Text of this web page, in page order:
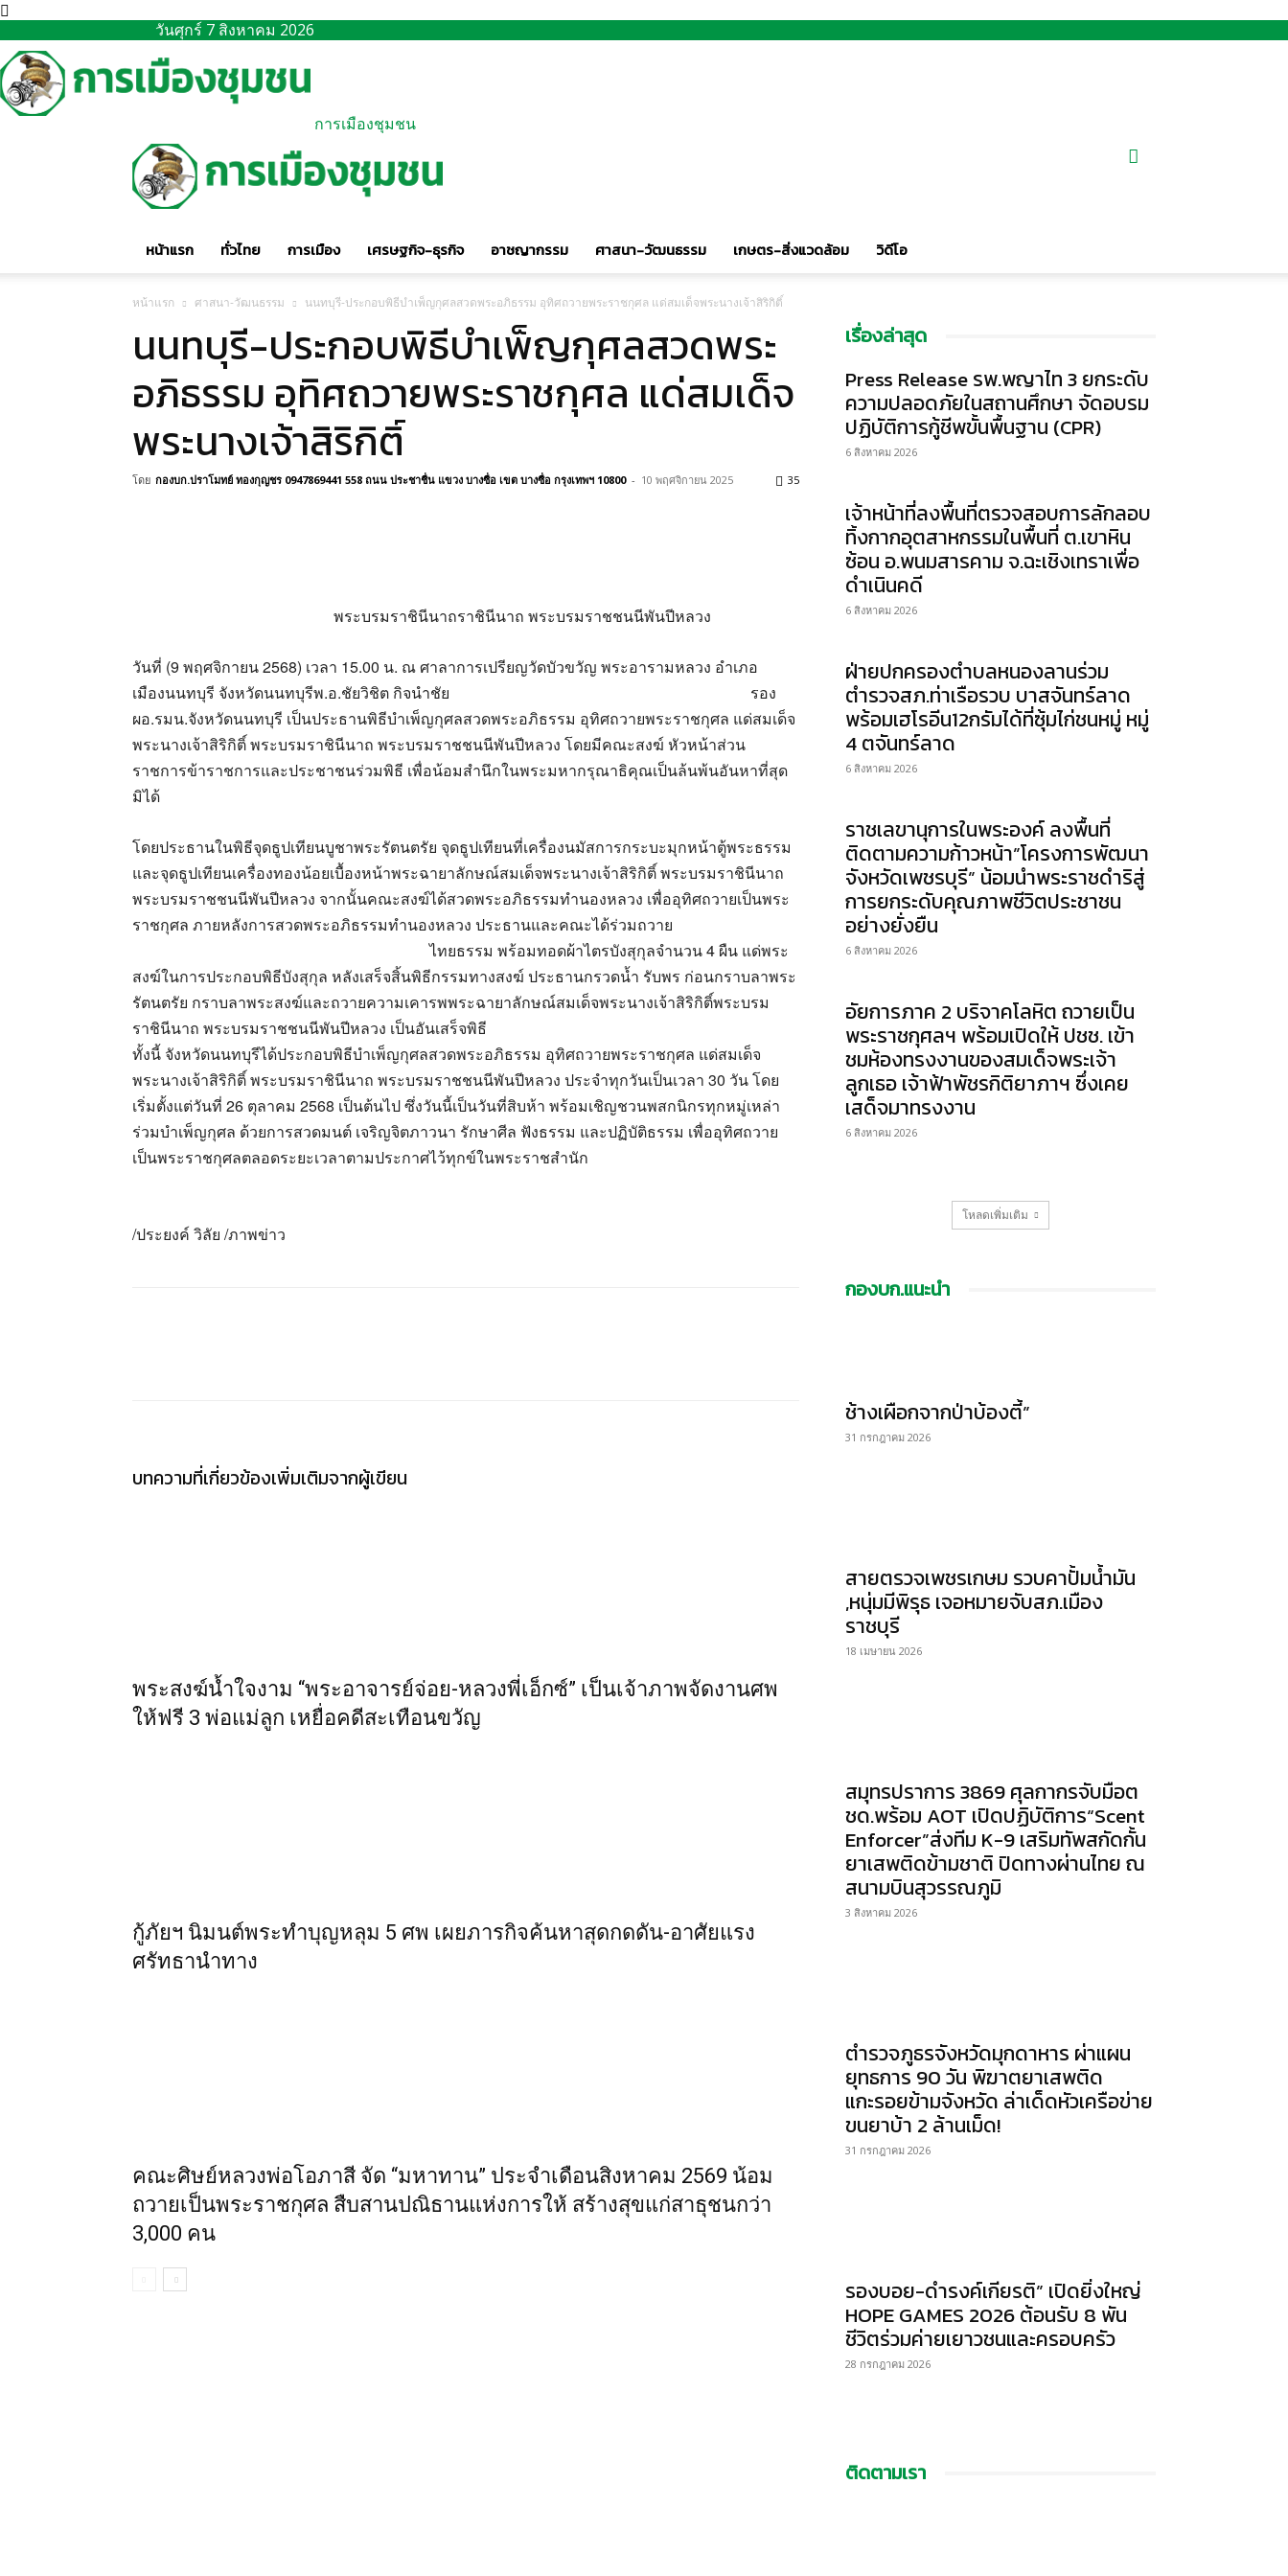
วันศุกร์ 7 สิงหาคม 2026
การเมืองชุมชน
หน้าแรก ทั่วไทย การเมือง เศรษฐกิจ-ธุรกิจ อาชญากรรม ศาสนา-วัฒนธรรม เกษตร-สิ่งแวดล้อม วิดีโอ
หน้าแรก ศาสนา-วัฒนธรรม นนทบุรี-ประกอบพิธีบำเพ็ญกุศลสวดพระอภิธรรม อุทิศถวายพระราชกุศล แด่สมเด็จพระนางเจ้าสิริกิติ์
นนทบุรี-ประกอบพิธีบำเพ็ญกุศลสวดพระ
อภิธรรม อุทิศถวายพระราชกุศล แด่สมเด็จ
พระนางเจ้าสิริกิติ์
โดย กองบก.ปราโมทย์ ทองกุญชร 0947869441 558 ถนน ประชาชื่น แขวง บางซื่อ เขต บางซื่อ กรุงเทพฯ 10800 - 10 พฤศจิกายน 2025 35
พระบรมราชินีนาถราชินีนาถ พระบรมราชชนนีพันปีหลวง
วันที่ (9 พฤศจิกายน 2568) เวลา 15.00 น. ณ ศาลาการเปรียญวัดบัวขวัญ พระอารามหลวง อำเภอ
เมืองนนทบุรี จังหวัดนนทบุรีพ.อ.ชัยวิชิต กิจนำชัย
รอง
ผอ.รมน.จังหวัดนนทบุรี เป็นประธานพิธีบำเพ็ญกุศลสวดพระอภิธรรม อุทิศถวายพระราชกุศล แด่สมเด็จ
พระนางเจ้าสิริกิติ์ พระบรมราชินีนาถ พระบรมราชชนนีพันปีหลวง โดยมีคณะสงฆ์ หัวหน้าส่วน
ราชการข้าราชการและประชาชนร่วมพิธี เพื่อน้อมสำนึกในพระมหากรุณาธิคุณเป็นล้นพ้นอันหาที่สุด
มิได้
โดยประธานในพิธีจุดธูปเทียนบูชาพระรัตนตรัย จุดธูปเทียนที่เครื่องนมัสการกระบะมุกหน้าตู้พระธรรม
และจุดธูปเทียนเครื่องทองน้อยเบื้องหน้าพระฉายาลักษณ์สมเด็จพระนางเจ้าสิริกิติ์ พระบรมราชินีนาถ
พระบรมราชชนนีพันปีหลวง จากนั้นคณะสงฆ์ได้สวดพระอภิธรรมทำนองหลวง เพื่ออุทิศถวายเป็นพระ
ราชกุศล ภายหลังการสวดพระอภิธรรมทำนองหลวง ประธานและคณะได้ร่วมถวาย
ไทยธรรม พร้อมทอดผ้าไตรบังสุกุลจำนวน 4 ผืน แด่พระ
สงฆ์ในการประกอบพิธีบังสุกุล หลังเสร็จสิ้นพิธีกรรมทางสงฆ์ ประธานกรวดน้ำ รับพร ก่อนกราบลาพระ
รัตนตรัย กราบลาพระสงฆ์และถวายความเคารพพระฉายาลักษณ์สมเด็จพระนางเจ้าสิริกิติ์พระบรม
ราชินีนาถ พระบรมราชชนนีพันปีหลวง เป็นอันเสร็จพิธี
ทั้งนี้ จังหวัดนนทบุรีได้ประกอบพิธีบำเพ็ญกุศลสวดพระอภิธรรม อุทิศถวายพระราชกุศล แด่สมเด็จ
พระนางเจ้าสิริกิติ์ พระบรมราชินีนาถ พระบรมราชชนนีพันปีหลวง ประจำทุกวันเป็นเวลา 30 วัน โดย
เริ่มตั้งแต่วันที่ 26 ตุลาคม 2568 เป็นต้นไป ซึ่งวันนี้เป็นวันที่สิบห้า พร้อมเชิญชวนพสกนิกรทุกหมู่เหล่า
ร่วมบำเพ็ญกุศล ด้วยการสวดมนต์ เจริญจิตภาวนา รักษาศีล ฟังธรรม และปฏิบัติธรรม เพื่ออุทิศถวาย
เป็นพระราชกุศลตลอดระยะเวลาตามประกาศไว้ทุกข์ในพระราชสำนัก
/ประยงค์ วิลัย /ภาพข่าว
บทความที่เกี่ยวข้องเพิ่มเติมจากผู้เขียน
พระสงฆ์น้ำใจงาม “พระอาจารย์จ่อย-หลวงพี่เอ็กซ์” เป็นเจ้าภาพจัดงานศพ
ให้ฟรี 3 พ่อแม่ลูก เหยื่อคดีสะเทือนขวัญ
กู้ภัยฯ นิมนต์พระทำบุญหลุม 5 ศพ เผยภารกิจค้นหาสุดกดดัน-อาศัยแรง
ศรัทธานำทาง
คณะศิษย์หลวงพ่อโอภาสี จัด “มหาทาน” ประจำเดือนสิงหาคม 2569 น้อม
ถวายเป็นพระราชกุศล สืบสานปณิธานแห่งการให้ สร้างสุขแก่สาธุชนกว่า
3,000 คน
เรื่องล่าสุด
Press Release รพ.พญาไท 3 ยกระดับ
ความปลอดภัยในสถานศึกษา จัดอบรม
ปฏิบัติการกู้ชีพขั้นพื้นฐาน (CPR)
6 สิงหาคม 2026
เจ้าหน้าที่ลงพื้นที่ตรวจสอบการลักลอบ
ทิ้งกากอุตสาหกรรมในพื้นที่ ต.เขาหิน
ซ้อน อ.พนมสารคาม จ.ฉะเชิงเทราเพื่อ
ดำเนินคดี
6 สิงหาคม 2026
ฝ่ายปกครองตำบลหนองลานร่วม
ตำรวจสภ.ท่าเรือรวบ บาสจันทร์ลาด
พร้อมเฮโรอีน12กรัมได้ที่ซุ้มไก่ชนหมู่ หมู่
4 ตจันทร์ลาด
6 สิงหาคม 2026
ราชเลขานุการในพระองค์ ลงพื้นที่
ติดตามความก้าวหน้า”โครงการพัฒนา
จังหวัดเพชรบุรี” น้อมนำพระราชดำริสู่
การยกระดับคุณภาพชีวิตประชาชน
อย่างยั่งยืน
6 สิงหาคม 2026
อัยการภาค 2 บริจาคโลหิต ถวายเป็น
พระราชกุศลฯ พร้อมเปิดให้ ปชช. เข้า
ชมห้องทรงงานของสมเด็จพระเจ้า
ลูกเธอ เจ้าฟ้าพัชรกิติยาภาฯ ซึ่งเคย
เสด็จมาทรงงาน
6 สิงหาคม 2026
โหลดเพิ่มเติม
กองบก.แนะนำ
ช้างเผือกจากป่าบ้องตี้”
31 กรกฎาคม 2026
สายตรวจเพชรเกษม รวบคาปั้มน้ำมัน
,หนุ่มมีพิรุธ เจอหมายจับสภ.เมือง
ราชบุรี
18 เมษายน 2026
สมุทรปราการ 3869 ศุลกากรจับมือต
ชด.พร้อม AOT เปิดปฏิบัติการ“Scent
Enforcer”ส่งทีม K-9 เสริมทัพสกัดกั้น
ยาเสพติดข้ามชาติ ปิดทางผ่านไทย ณ
สนามบินสุวรรณภูมิ
3 สิงหาคม 2026
ตำรวจภูธรจังหวัดมุกดาหาร ผ่าแผน
ยุทธการ 90 วัน พิฆาตยาเสพติด
แกะรอยข้ามจังหวัด ล่าเด็ดหัวเครือข่าย
ขนยาบ้า 2 ล้านเม็ด!
31 กรกฎาคม 2026
รองบอย-ดำรงค์เกียรติ” เปิดยิ่งใหญ่
HOPE GAMES 2026 ต้อนรับ 8 พัน
ชีวิตร่วมค่ายเยาวชนและครอบครัว
28 กรกฎาคม 2026
ติดตามเรา